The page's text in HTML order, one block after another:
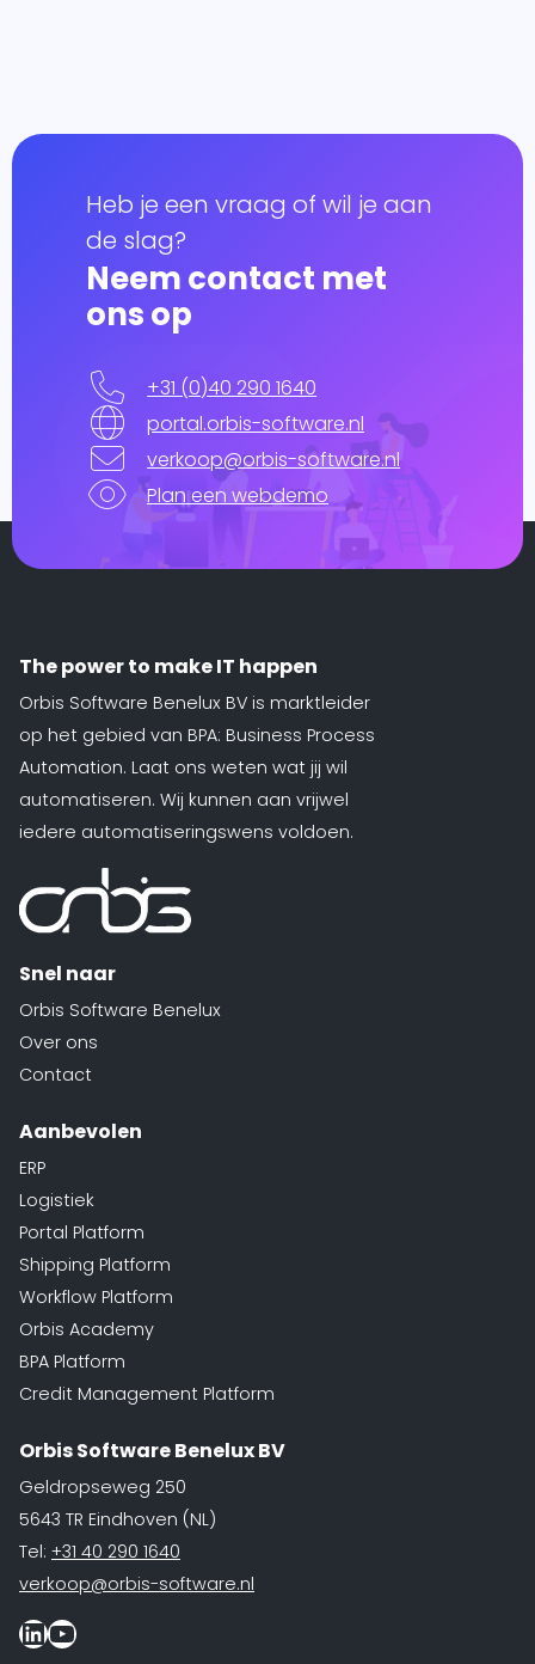
Heb je een vraag of wil je aan
de slag?
Neem contact met
ons op
+31 (0)40 290 1640
portal.orbis-software.nl
verkoop@orbis-software.nl
Plan een webdemo
The power to make IT happen
Orbis Software Benelux BV is marktleider
op het gebied van BPA: Business Process
Automation. Laat ons weten wat jij wil
automatiseren. Wij kunnen aan vrijwel
iedere automatiseringswens voldoen.
Snel naar
Orbis Software Benelux
Over ons
Contact
Aanbevolen
ERP
Logistiek
Portal Platform
Shipping Platform
Workflow Platform
Orbis Academy
BPA Platform
Credit Management Platform
Orbis Software Benelux BV
Geldropseweg 250
5643 TR Eindhoven (NL)
Tel: +31 40 290 1640
verkoop@orbis-software.nl
LinkedIn
Youtube